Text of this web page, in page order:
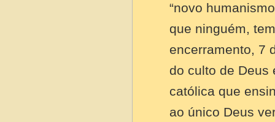
“novo
que ninguém,
encerramento, 7
do culto de Deus
católica que
ao único Deus